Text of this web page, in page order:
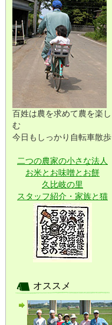
百姓は農を求めて農を楽し
む
今日もしっかり自転車散歩
二つの農家の小さな法人
お米とお味噌とお餅
久比岐の里
スタッフ紹介・家族と猫
オススメ